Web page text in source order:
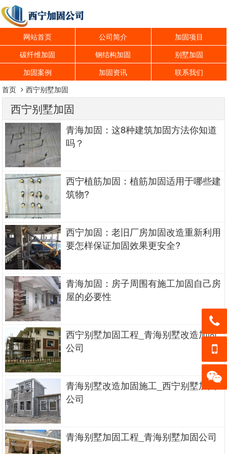
网站首页 公司简介
加固项目
碳纤维加固
钢结构加固
别墅加固
加固案例
加固资讯
联系我们
首页
西宁别墅加固
西宁别墅加固
青海加固：这8种建筑加固方法你知道
吗？
西宁植筋加固：植筋加固适用于哪些建
筑物?
西宁加固：老旧厂房加固改造重新利用
要怎样保证加固效果更安全?
青海加固：房子周围有施工加固自己房
屋的必要性
西宁别墅加固工程_青海别墅改造加固
公司
青海别墅改造加固施工_西宁别墅加固
公司
青海别墅加固工程_青海别墅加固公司
13139
05050
13139
05050